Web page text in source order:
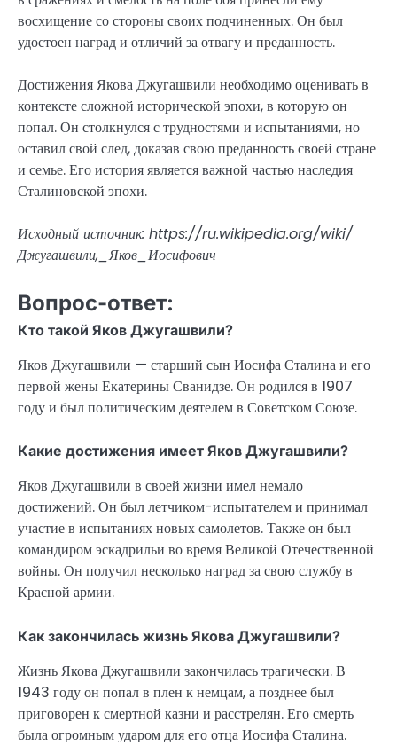
восхищение со стороны своих подчиненных. Он был
удостоен наград и отличий за отвагу и преданность.
Достижения Якова Джугашвили необходимо оценивать в
контексте сложной исторической эпохи, в которую он
попал. Он столкнулся с трудностями и испытаниями, но
оставил свой след, доказав свою преданность своей стране
и семье. Его история является важной частью наследия
Сталиновской эпохи.
Исходный источник: https://ru.wikipedia.org/wiki/
Джугашвили,_Яков_Иосифович
Вопрос-ответ:
Кто такой Яков Джугашвили?
Яков Джугашвили — старший сын Иосифа Сталина и его
первой жены Екатерины Сванидзе. Он родился в 1907
году и был политическим деятелем в Советском Союзе.
Какие достижения имеет Яков Джугашвили?
Яков Джугашвили в своей жизни имел немало
достижений. Он был летчиком-испытателем и принимал
участие в испытаниях новых самолетов. Также он был
командиром эскадрильи во время Великой Отечественной
войны. Он получил несколько наград за свою службу в
Красной армии.
Как закончилась жизнь Якова Джугашвили?
Жизнь Якова Джугашвили закончилась трагически. В
1943 году он попал в плен к немцам, а позднее был
приговорен к смертной казни и расстрелян. Его смерть
была огромным ударом для его отца Иосифа Сталина.